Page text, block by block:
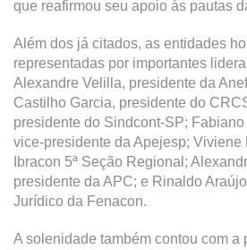
que reafirmou seu apoio às pautas
Além dos já citados, as entidades
representadas por importantes
Alexandre Velilla, presidente da
Castilho Garcia, presidente do
presidente do Sindcont-SP;
vice-presidente da Apejesp; Viviene
Ibracon 5ª Seção Regional;
presidente da APC; e Rinaldo
Jurídico da Fenacon.
A solenidade também contou com a